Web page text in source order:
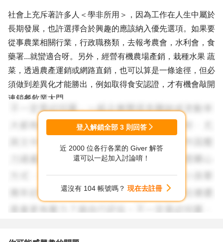
社會上充斥著許多人＜學非所用＞，因為工作在人生中屬於
長期發展，也許選擇合於興趣的應該納入優先選項。如果要
從事農業相關行業，行政職務類，去報考農會，水利會，食
藥署...就蠻適合呀。另外，經營有機農場產銷，栽種水果 蔬
菜，透過農產運銷或網路直銷，也可以算是一條途徑，但必
須做到差異化才能勝出，例如取得食安認證，才有機會敲開
連鎖餐飲業大門。
至於想跨領域要怎麼突圍，就得研究該類需要具備怎樣的專
長，例如生物科技，可依據自己個性或興趣，朝向研發或行
銷去規劃，前者對於實驗室器材及市場需求之新產品要能掌
希望以上所述，能夠帶給您一些發想喔~
登入解鎖全部 3 則回答
近 2000 位各行各業的 Giver 解答
還可以一起加入討論唷！
還沒有 104 帳號嗎？ 現在去註冊